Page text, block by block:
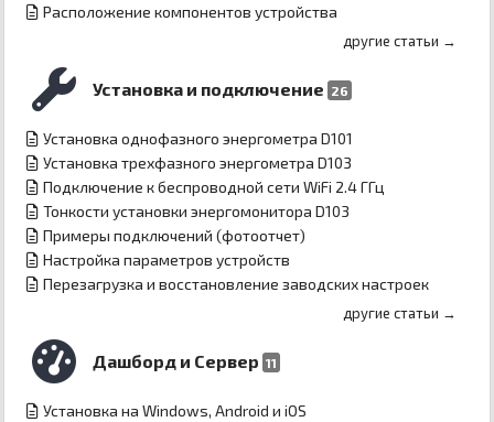
Расположение компонентов устройства
другие статьи →
Установка и подключение 26
Установка однофазного энергометра D101
Установка трехфазного энергометра D103
Подключение к беспроводной сети WiFi 2.4 ГГц
Тонкости установки энергомонитора D103
Примеры подключений (фотоотчет)
Настройка параметров устройств
Перезагрузка и восстановление заводских настроек
другие статьи →
Дашборд и Сервер 11
Установка на Windows, Android и iOS